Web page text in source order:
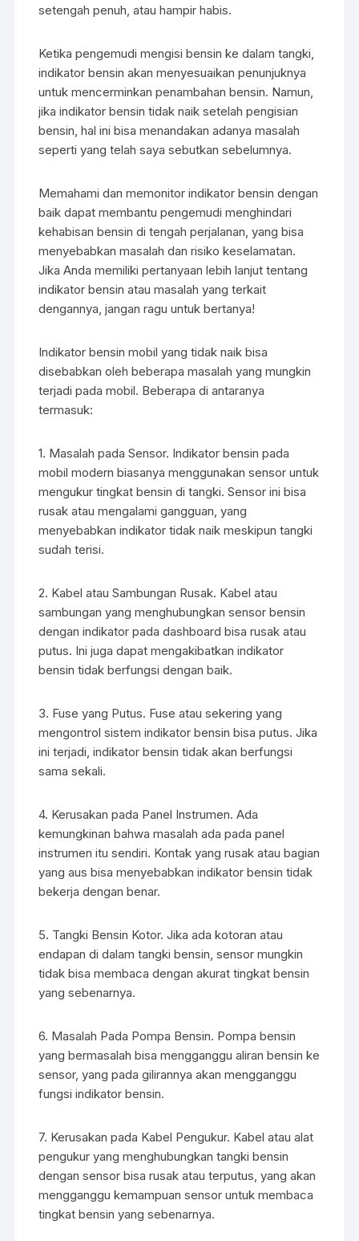
setengah penuh, atau hampir habis.
Ketika pengemudi mengisi bensin ke dalam tangki,
indikator bensin akan menyesuaikan penunjuknya
untuk mencerminkan penambahan bensin. Namun,
jika indikator bensin tidak naik setelah pengisian
bensin, hal ini bisa menandakan adanya masalah
seperti yang telah saya sebutkan sebelumnya.
Memahami dan memonitor indikator bensin dengan
baik dapat membantu pengemudi menghindari
kehabisan bensin di tengah perjalanan, yang bisa
menyebabkan masalah dan risiko keselamatan.
Jika Anda memiliki pertanyaan lebih lanjut tentang
indikator bensin atau masalah yang terkait
dengannya, jangan ragu untuk bertanya!
Indikator bensin mobil yang tidak naik bisa
disebabkan oleh beberapa masalah yang mungkin
terjadi pada mobil. Beberapa di antaranya
termasuk:
1. Masalah pada Sensor. Indikator bensin pada
mobil modern biasanya menggunakan sensor untuk
mengukur tingkat bensin di tangki. Sensor ini bisa
rusak atau mengalami gangguan, yang
menyebabkan indikator tidak naik meskipun tangki
sudah terisi.
2. Kabel atau Sambungan Rusak. Kabel atau
sambungan yang menghubungkan sensor bensin
dengan indikator pada dashboard bisa rusak atau
putus. Ini juga dapat mengakibatkan indikator
bensin tidak berfungsi dengan baik.
3. Fuse yang Putus. Fuse atau sekering yang
mengontrol sistem indikator bensin bisa putus. Jika
ini terjadi, indikator bensin tidak akan berfungsi
sama sekali.
4. Kerusakan pada Panel Instrumen. Ada
kemungkinan bahwa masalah ada pada panel
instrumen itu sendiri. Kontak yang rusak atau bagian
yang aus bisa menyebabkan indikator bensin tidak
bekerja dengan benar.
5. Tangki Bensin Kotor. Jika ada kotoran atau
endapan di dalam tangki bensin, sensor mungkin
tidak bisa membaca dengan akurat tingkat bensin
yang sebenarnya.
6. Masalah Pada Pompa Bensin. Pompa bensin
yang bermasalah bisa mengganggu aliran bensin ke
sensor, yang pada gilirannya akan mengganggu
fungsi indikator bensin.
7. Kerusakan pada Kabel Pengukur. Kabel atau alat
pengukur yang menghubungkan tangki bensin
dengan sensor bisa rusak atau terputus, yang akan
mengganggu kemampuan sensor untuk membaca
tingkat bensin yang sebenarnya.